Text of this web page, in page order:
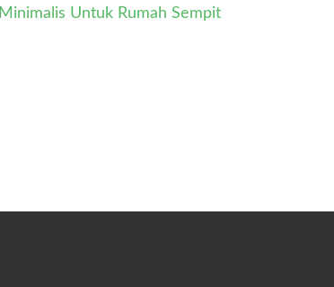
Minimalis Untuk Rumah Sempit